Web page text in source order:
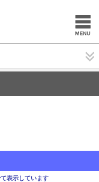
表示しています